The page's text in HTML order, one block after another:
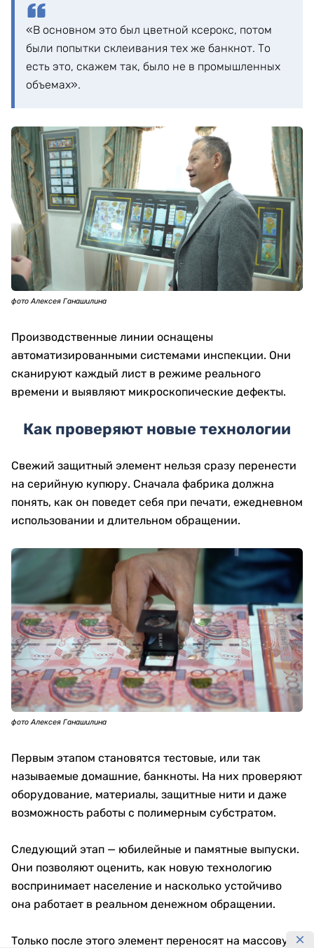
«В основном это был цветной ксерокс, потом
были попытки склеивания тех же банкнот. То
есть это, скажем так, было не в промышленных
объемах».
фото Алексея Ганашилина
Производственные линии оснащены
автоматизированными системами инспекции. Они
сканируют каждый лист в режиме реального
времени и выявляют микроскопические дефекты.
Как проверяют новые технологии
Свежий защитный элемент нельзя сразу перенести
на серийную купюру. Сначала фабрика должна
понять, как он поведет себя при печати, ежедневном
использовании и длительном обращении.
фото Алексея Ганашилина
Первым этапом становятся тестовые, или так
называемые домашние, банкноты. На них проверяют
оборудование, материалы, защитные нити и даже
возможность работы с полимерным субстратом.
Следующий этап — юбилейные и памятные выпуски.
Они позволяют оценить, как новую технологию
воспринимает население и насколько устойчиво
она работает в реальном денежном обращении.
Только после этого элемент переносят на массовую